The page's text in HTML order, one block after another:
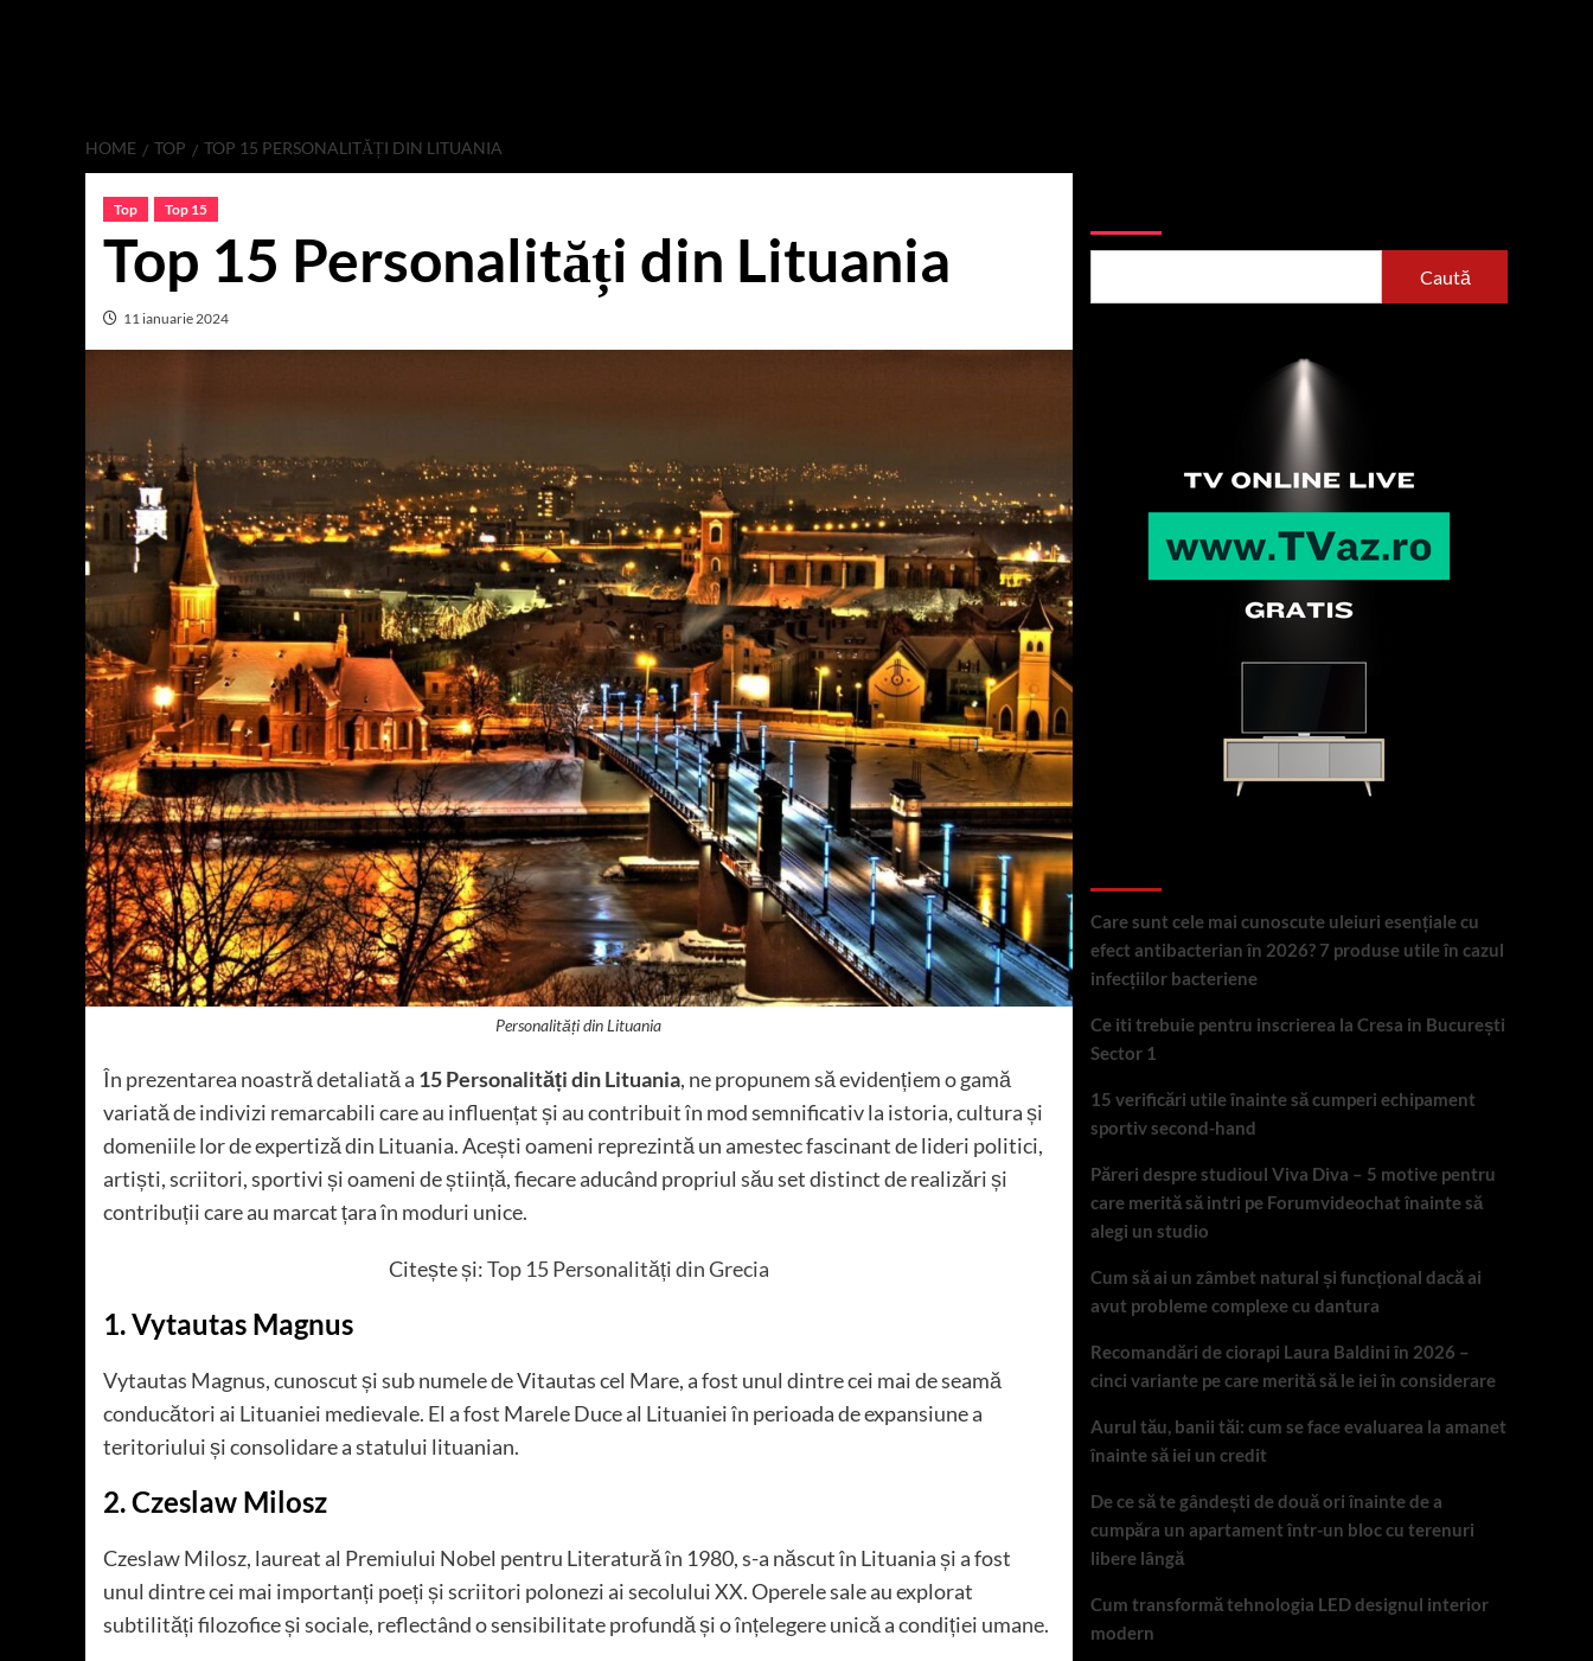
HOME TOP TOP 15 PERSONALITĂȚI DIN LITUANIA
Top Top 15
Top 15 Personalități din Lituania
11 ianuarie 2024
Personalități din Lituania
În prezentarea noastră detaliată a 15 Personalități din Lituania, ne propunem să evidențiem o gamă
variată de indivizi remarcabili care au influențat și au contribuit în mod semnificativ la istoria, cultura și
domeniile lor de expertiză din Lituania. Acești oameni reprezintă un amestec fascinant de lideri politici,
artiști, scriitori, sportivi și oameni de știință, fiecare aducând propriul său set distinct de realizări și
contribuții care au marcat țara în moduri unice.
Citește și:Top 15 Personalități din Grecia
1. Vytautas Magnus
Vytautas Magnus, cunoscut și sub numele de Vitautas cel Mare, a fost unul dintre cei mai de seamă
conducători ai Lituaniei medievale. El a fost Marele Duce al Lituaniei în perioada de expansiune a
teritoriului și consolidare a statului lituanian.
2. Czeslaw Milosz
Czeslaw Milosz, laureat al Premiului Nobel pentru Literatură în 1980, s-a născut în Lituania și a fost
unul dintre cei mai importanți poeți și scriitori polonezi ai secolului XX. Operele sale au explorat
subtilități filozofice și sociale, reflectând o sensibilitate profundă și o înțelegere unică a condiției umane.
Caută
Care sunt cele mai cunoscute uleiuri esențiale cu
efect antibacterian în 2026? 7 produse utile în cazul
infecțiilor bacteriene
Ce iti trebuie pentru inscrierea la Cresa in București
Sector 1
15 verificări utile înainte să cumperi echipament
sportiv second-hand
Păreri despre studioul Viva Diva – 5 motive pentru
care merită să intri pe Forumvideochat înainte să
alegi un studio
Cum să ai un zâmbet natural și funcțional dacă ai
avut probleme complexe cu dantura
Recomandări de ciorapi Laura Baldini în 2026 –
cinci variante pe care merită să le iei în considerare
Aurul tău, banii tăi: cum se face evaluarea la amanet
înainte să iei un credit
De ce să te gândești de două ori înainte de a
cumpăra un apartament într-un bloc cu terenuri
libere lângă
Cum transformă tehnologia LED designul interior
modern